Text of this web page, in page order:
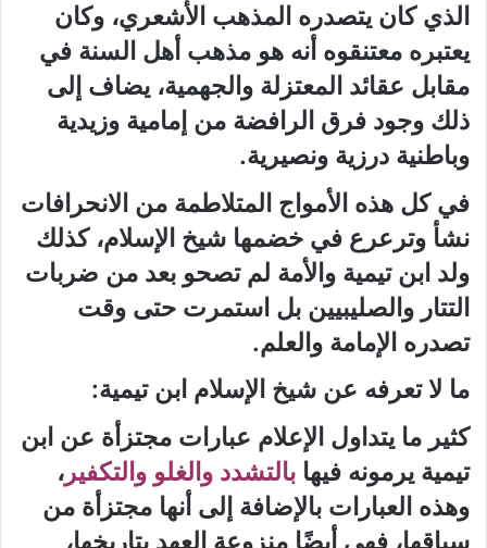
الذي كان يتصدره المذهب الأشعري، وكان
يعتبره معتنقوه أنه هو مذهب أهل السنة في
مقابل عقائد المعتزلة والجهمية، يضاف إلى
ذلك وجود فرق الرافضة من إمامية وزيدية
وباطنية درزية ونصيرية.
في كل هذه الأمواج المتلاطمة من الانحرافات
نشأ وترعرع في خضمها شيخ الإسلام، كذلك
ولد ابن تيمية والأمة لم تصحو بعد من ضربات
التتار والصليبيين بل استمرت حتى وقت
تصدره الإمامة والعلم.
ما لا تعرفه عن شيخ الإسلام ابن تيمية:
كثير ما يتداول الإعلام عبارات مجتزأة عن ابن
تيمية يرمونه فيها بالتشدد والغلو والتكفير ،
وهذه العبارات بالإضافة إلى أنها مجتزأة من
سياقها، فهي أيضًا منزوعة العهد بتاريخها،